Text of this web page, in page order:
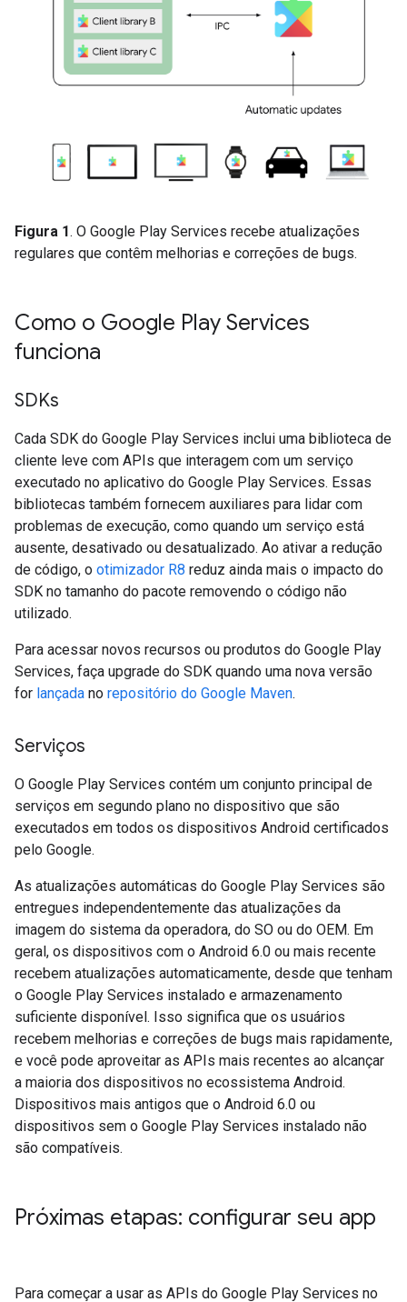
Figura 1. O Google Play Services recebe atualizações
regulares que contêm melhorias e correções de bugs.
Como o Google Play Services
funciona
SDKs
Cada SDK do Google Play Services inclui uma biblioteca de
cliente leve com APIs que interagem com um serviço
executado no aplicativo do Google Play Services. Essas
bibliotecas também fornecem auxiliares para lidar com
problemas de execução, como quando um serviço está
ausente, desativado ou desatualizado. Ao ativar a redução
de código, o otimizador R8 reduz ainda mais o impacto do
SDK no tamanho do pacote removendo o código não
utilizado.
Para acessar novos recursos ou produtos do Google Play
Services, faça upgrade do SDK quando uma nova versão
for lançada no repositório do Google Maven.
Serviços
O Google Play Services contém um conjunto principal de
serviços em segundo plano no dispositivo que são
executados em todos os dispositivos Android certificados
pelo Google.
As atualizações automáticas do Google Play Services são
entregues independentemente das atualizações da
imagem do sistema da operadora, do SO ou do OEM. Em
geral, os dispositivos com o Android 6.0 ou mais recente
recebem atualizações automaticamente, desde que tenham
o Google Play Services instalado e armazenamento
suficiente disponível. Isso significa que os usuários
recebem melhorias e correções de bugs mais rapidamente,
e você pode aproveitar as APIs mais recentes ao alcançar
a maioria dos dispositivos no ecossistema Android.
Dispositivos mais antigos que o Android 6.0 ou
dispositivos sem o Google Play Services instalado não
são compatíveis.
Próximas etapas: configurar seu app
Para começar a usar as APIs do Google Play Services no